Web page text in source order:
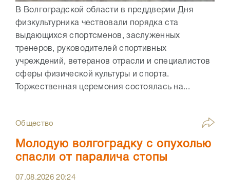
В Волгоградской области в преддверии Дня
физкультурника чествовали порядка ста
выдающихся спортсменов, заслуженных
тренеров, руководителей спортивных
учреждений, ветеранов отрасли и специалистов
сферы физической культуры и спорта.
Торжественная церемония состоялась на...
Общество
Молодую волгоградку с опухолью
спасли от паралича стопы
07.08.202620:24